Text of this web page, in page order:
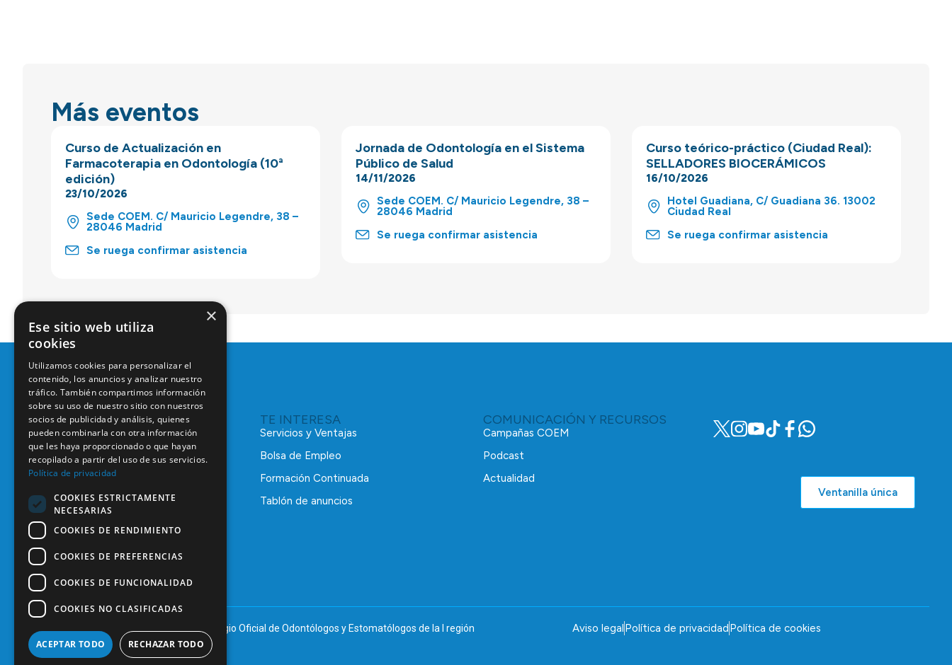
Más eventos
Curso de Actualización en
Farmacoterapia en Odontología (10ª
edición)
23/10/2026
Sede COEM. C/ Mauricio Legendre, 38 –
28046 Madrid
Se ruega confirmar asistencia
Jornada de Odontología en el Sistema
Público de Salud
14/11/2026
Sede COEM. C/ Mauricio Legendre, 38 –
28046 Madrid
Se ruega confirmar asistencia
Curso teórico-práctico (Ciudad Real):
SELLADORES BIOCERÁMICOS
16/10/2026
Hotel Guadiana, C/ Guadiana 36. 13002
Ciudad Real
Se ruega confirmar asistencia
C/ Mauricio Legendre, 38
28046 Madrid
91 561 29 05
informacion@coem.org.es
TE INTERESA
Servicios y Ventajas
Bolsa de Empleo
Formación Continuada
Tablón de anuncios
COMUNICACIÓN Y RECURSOS
Campañas COEM
Podcast
Actualidad
Ventanilla única
© 2025 – COEM – Colegio Oficial de Odontólogos y Estomatólogos de la I región Aviso legal Política de privacidad Política de cookies
×
Ese sitio web utiliza
cookies
Utilizamos cookies para personalizar el
contenido, los anuncios y analizar nuestro
tráfico. También compartimos información
sobre su uso de nuestro sitio con nuestros
socios de publicidad y análisis, quienes
pueden combinarla con otra información
que les haya proporcionado o que hayan
recopilado a partir del uso de sus servicios.
Política de privacidad
COOKIES ESTRICTAMENTE
NECESARIAS
COOKIES DE RENDIMIENTO
COOKIES DE PREFERENCIAS
COOKIES DE FUNCIONALIDAD
COOKIES NO CLASIFICADAS
ACEPTAR TODO RECHAZAR TODO